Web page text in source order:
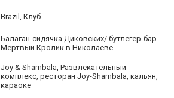
Brazil, Клуб
Балаган-сидячка Диковских/ бутлегер-бар
Мертвый Кролик в Николаеве
Joy & Shambala, Развлекательный
комплекс, ресторан Joy-Shambala, кальян,
караоке